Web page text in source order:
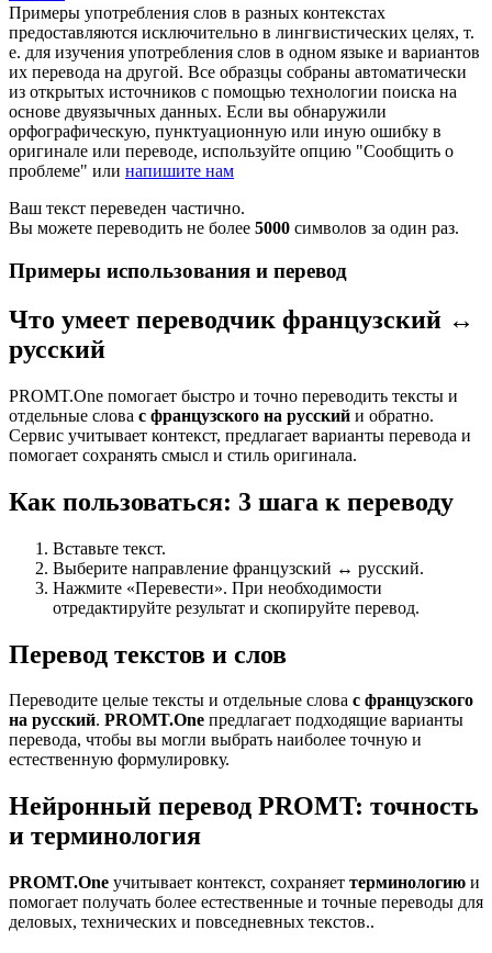
Примеры употребления слов в разных контекстах
предоставляются исключительно в лингвистических целях, т.
е. для изучения употребления слов в одном языке и вариантов
их перевода на другой. Все образцы собраны автоматически
из открытых источников с помощью технологии поиска на
основе двуязычных данных. Если вы обнаружили
орфографическую, пунктуационную или иную ошибку в
оригинале или переводе, используйте опцию "Сообщить о
проблеме" или напишите нам
Ваш текст переведен частично.
Вы можете переводить не более 5000 символов за один раз.
Примеры использования и перевод
Что умеет переводчик французский ↔
русский
PROMT.One помогает быстро и точно переводить тексты и
отдельные слова с французского на русский и обратно.
Сервис учитывает контекст, предлагает варианты перевода и
помогает сохранять смысл и стиль оригинала.
Как пользоваться: 3 шага к переводу
Вставьте текст.
Выберите направление французский ↔ русский.
Нажмите «Перевести». При необходимости
отредактируйте результат и скопируйте перевод.
Перевод текстов и слов
Переводите целые тексты и отдельные слова с французского
на русский. PROMT.One предлагает подходящие варианты
перевода, чтобы вы могли выбрать наиболее точную и
естественную формулировку.
Нейронный перевод PROMT: точность
и терминология
PROMT.One учитывает контекст, сохраняет терминологию и
помогает получать более естественные и точные переводы для
деловых, технических и повседневных текстов..